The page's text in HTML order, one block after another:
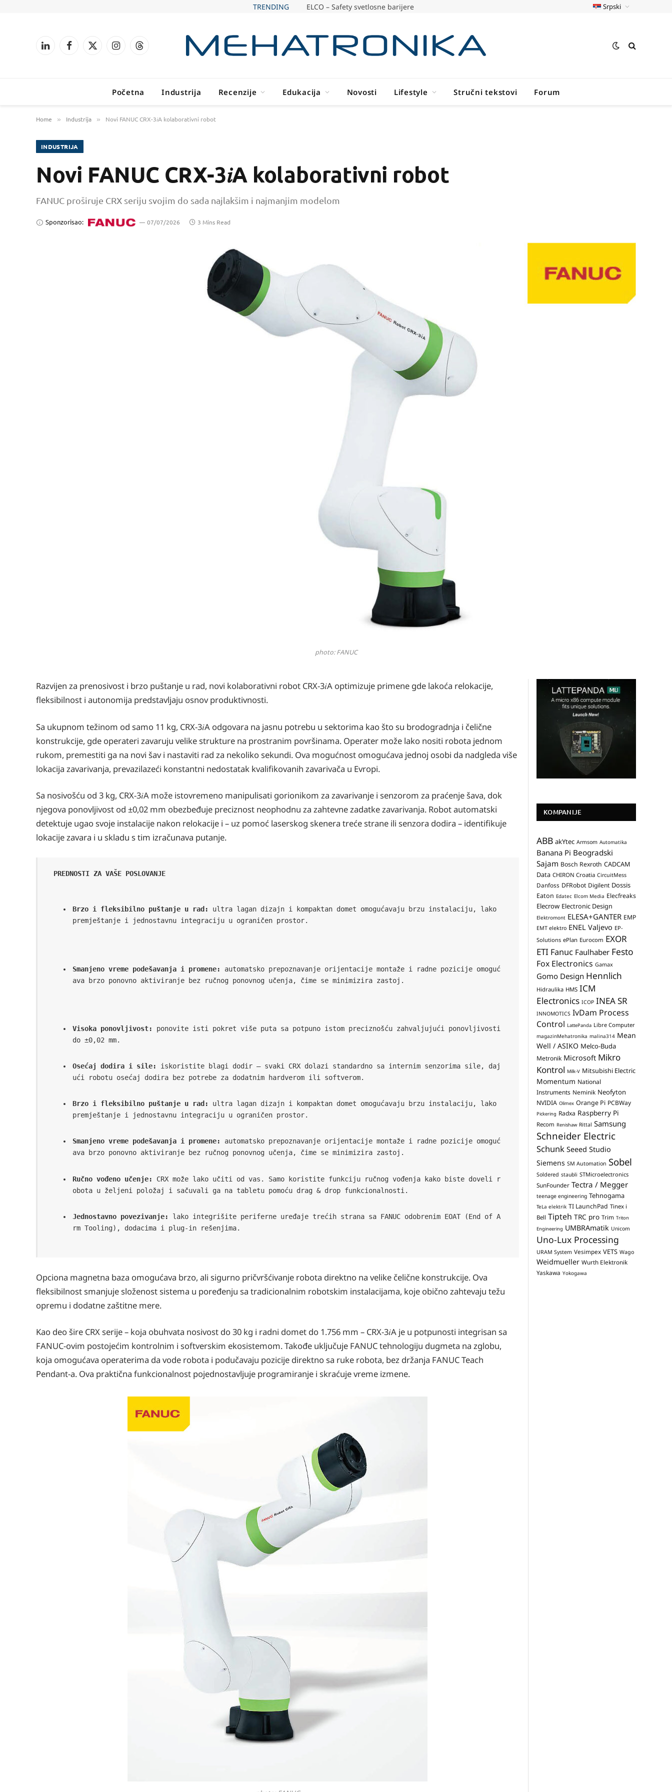
TRENDING ELCO – Safety svetlosne barijere Srpski
LinkedInFacebook
X
InstagramThreads
Početna Industrija Recenzije Edukacija Novosti Lifestyle Stručni tekstovi Forum
Home » Industrija » Novi FANUC CRX-3𝑖A kolaborativni robot
INDUSTRIJA
Novi FANUC CRX-3𝑖A kolaborativni robot
FANUC proširuje CRX seriju svojim do sada najlakšim i najmanjim modelom
Sponzorisao: 07/07/2026 3 Mins Read
photo: FANUC
Razvijen za prenosivost i brzo puštanje u rad, novi kolaborativni robot CRX-3𝑖A optimizuje primene gde lakoća relokacije,
fleksibilnost i autonomija predstavljaju osnov produktivnosti.
Sa ukupnom težinom od samo 11 kg, CRX-3𝑖A odgovara na jasnu potrebu u sektorima kao što su brodogradnja i čelične
konstrukcije, gde operateri zavaruju velike strukture na prostranim površinama. Operater može lako nositi robota jednom
rukom, premestiti ga na novi šav i nastaviti rad za nekoliko sekundi. Ova mogućnost omogućava jednoj osobi da nadgleda više
lokacija zavarivanja, prevazilazeći konstantni nedostatak kvalifikovanih zavarivača u Evropi.
Sa nosivošću od 3 kg, CRX-3𝑖A može istovremeno manipulisati gorionikom za zavarivanje i senzorom za praćenje šava, dok
njegova ponovljivost od ±0,02 mm obezbeđuje preciznost neophodnu za zahtevne zadatke zavarivanja. Robot automatski
detektuje ugao svoje instalacije nakon relokacije i – uz pomoć laserskog skenera treće strane ili senzora dodira – identifikuje
lokacije zavara i u skladu s tim izračunava putanje.
PREDNOSTI ZA VAŠE POSLOVANJE
Brzo i fleksibilno puštanje u rad: ultra lagan dizajn i kompaktan domet omogućavaju brzu instalaciju, lako
premještanje i jednostavnu integraciju u ograničen prostor.
Smanjeno vreme podešavanja i promene: automatsko prepoznavanje orijentacije montaže i radne pozicije omoguć
ava brzo ponovno aktiviranje bez ručnog ponovnog učenja, čime se minimizira zastoj.
Visoka ponovljivost: ponovite isti pokret više puta sa potpuno istom preciznošću zahvaljujući ponovljivosti
do ±0,02 mm.
Osećaj dodira i sile: iskoristite blagi dodir – svaki CRX dolazi standardno sa internim senzorima sile, daj
ući robotu osećaj dodira bez potrebe za dodatnim hardverom ili softverom.
Brzo i fleksibilno puštanje u rad: ultra lagan dizajn i kompaktan domet omogućavaju brzu instalaciju, lako
premještanje i jednostavnu integraciju u ograničen prostor.
Smanjeno vreme podešavanja i promene: automatsko prepoznavanje orijentacije montaže i radne pozicije omoguć
ava brzo ponovno aktiviranje bez ručnog ponovnog učenja, čime se minimizira zastoj.
Ručno vođeno učenje: CRX može lako učiti od vas. Samo koristite funkciju ručnog vođenja kako biste doveli r
obota u željeni položaj i sačuvali ga na tabletu pomoću drag & drop funkcionalnosti.
Jednostavno povezivanje: lako integrišite periferne uređaje trećih strana sa FANUC odobrenim EOAT (End of A
rm Tooling), dodacima i plug-in rešenjima.
Opciona magnetna baza omogućava brzo, ali sigurno pričvršćivanje robota direktno na velike čelične konstrukcije. Ova
fleksibilnost smanjuje složenost sistema u poređenju sa tradicionalnim robotskim instalacijama, koje obično zahtevaju težu
opremu i dodatne zaštitne mere.
Kao deo šire CRX serije – koja obuhvata nosivost do 30 kg i radni domet do 1.756 mm – CRX-3𝑖A je u potpunosti integrisan sa
FANUC-ovim postojećim kontrolnim i softverskim ekosistemom. Takođe uključuje FANUC tehnologiju dugmeta na zglobu,
koja omogućava operaterima da vode robota i podučavaju pozicije direktno sa ruke robota, bez držanja FANUC Teach
Pendant-a. Ova praktična funkcionalnost pojednostavljuje programiranje i skraćuje vreme izmene.
KOMPANIJE
ABB akYtec Armsom Automatika
Banana Pi Beogradski
Sajam Bosch Rexroth CADCAM
Data CHIRON Croatia CircuitMess
Danfoss DFRobot Digilent Dossis
Eaton Edatec Elcom Media Elecfreaks
Elecrow Electronic Design
Elektromont ELESA+GANTER EMP
EMT elektro ENEL Valjevo EP-
Solutions ePlan Eurocom EXOR
ETI Fanuc Faulhaber Festo
Fox Electronics Gamax
Gomo Design Hennlich
Hidraulika HMS ICM
Electronics ICOP INEA SR
INNOMOTICS IvDam Process
Control LattePanda Libre Computer
magazinMehatronika malina314 Mean
Well / ASIKO Melco-Buda
Metronik Microsoft Mikro
Kontrol Milk-V Mitsubishi Electric
Momentum National
Instruments Neminik Neofyton
NVIDIA Olimex Orange Pi PCBWay
Pickering Radxa Raspberry Pi
Recom Renishaw Rittal Samsung
Schneider Electric
Schunk Seeed Studio
Siemens SM Automation Sobel
Soldered staubli STMicroelectronics
SunFounder Tectra / Megger
teenage engineering Tehnogama
TeLa elektrik TI LaunchPad Tinex i
Bell Tipteh TRC pro Trim Triton
Engineering UMBRAmatik Unicom
Uno-Lux Processing
URAM System Vesimpex VETS Wago
Weidmueller Wurth Elektronik
Yaskawa Yokogawa